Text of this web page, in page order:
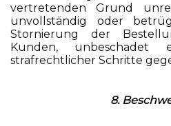
vertretenden Grund
unvollständig oder
Stornierung der
Kunden, unbeschadet
strafrechtlicher Schritte
8.